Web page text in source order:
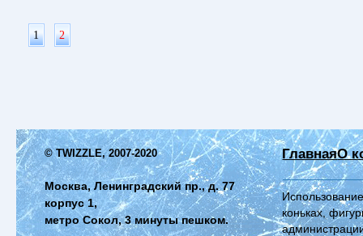
1 2
© TWIZZLE, 2007-2020
Москва, Ленинградский пр., д. 77
корпус 1,
метро Сокол, 3 минуты пешком.
ГлавнаяО
коньках,